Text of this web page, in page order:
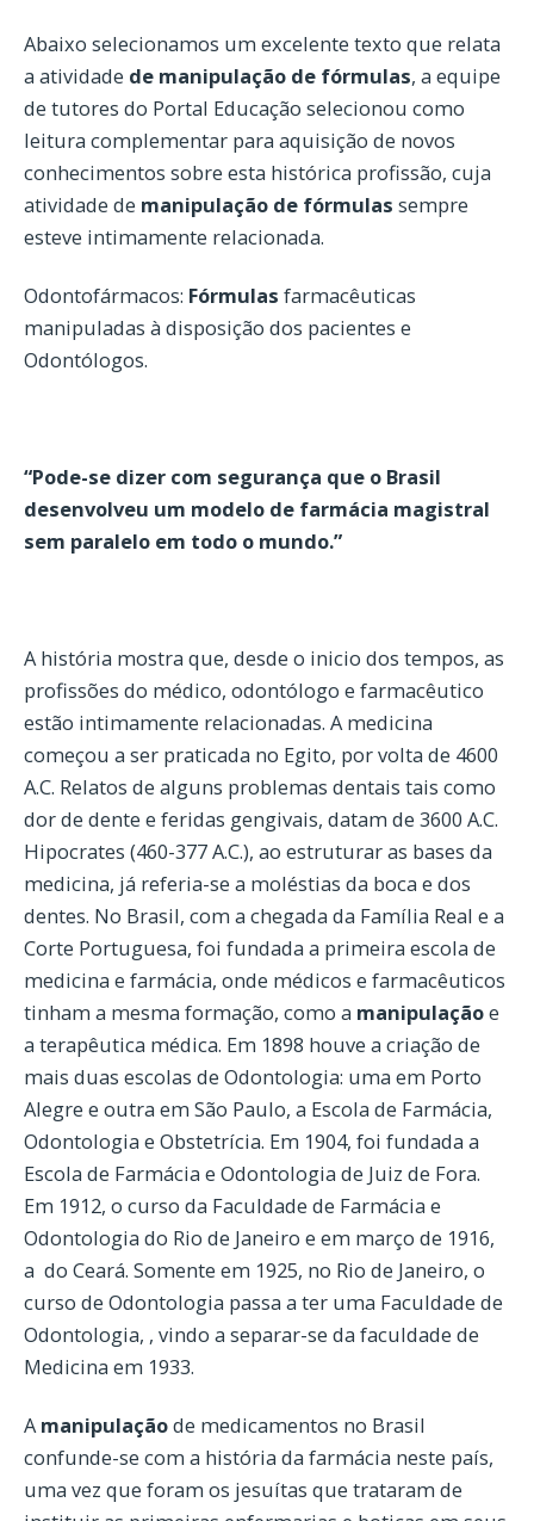
Abaixo selecionamos um excelente texto que relata
a atividade de manipulação de fórmulas, a equipe
de tutores do Portal Educação selecionou como
leitura complementar para aquisição de novos
conhecimentos sobre esta histórica profissão, cuja
atividade de manipulação de fórmulas sempre
esteve intimamente relacionada.
Odontofármacos: Fórmulas farmacêuticas
manipuladas à disposição dos pacientes e
Odontólogos.
“Pode-se dizer com segurança que o Brasil
desenvolveu um modelo de farmácia magistral
sem paralelo em todo o mundo.”
A história mostra que, desde o inicio dos tempos, as
profissões do médico, odontólogo e farmacêutico
estão intimamente relacionadas. A medicina
começou a ser praticada no Egito, por volta de 4600
A.C. Relatos de alguns problemas dentais tais como
dor de dente e feridas gengivais, datam de 3600 A.C.
Hipocrates (460-377 A.C.), ao estruturar as bases da
medicina, já referia-se a moléstias da boca e dos
dentes. No Brasil, com a chegada da Família Real e a
Corte Portuguesa, foi fundada a primeira escola de
medicina e farmácia, onde médicos e farmacêuticos
tinham a mesma formação, como a manipulaçãoe
a terapêutica médica. Em 1898 houve a criação de
mais duas escolas de Odontologia: uma em Porto
Alegre e outra em São Paulo, a Escola de Farmácia,
Odontologia e Obstetrícia. Em 1904, foi fundada a
Escola de Farmácia e Odontologia de Juiz de Fora.
Em 1912, o curso da Faculdade de Farmácia e
Odontologia do Rio de Janeiro e em março de 1916,
a do Ceará. Somente em 1925, no Rio de Janeiro, o
curso de Odontologia passa a ter uma Faculdade de
Odontologia, , vindo a separar-se da faculdade de
Medicina em 1933.
Amanipulaçãode medicamentos no Brasil
confunde-se com a história da farmácia neste país,
uma vez que foram os jesuítas que trataram de